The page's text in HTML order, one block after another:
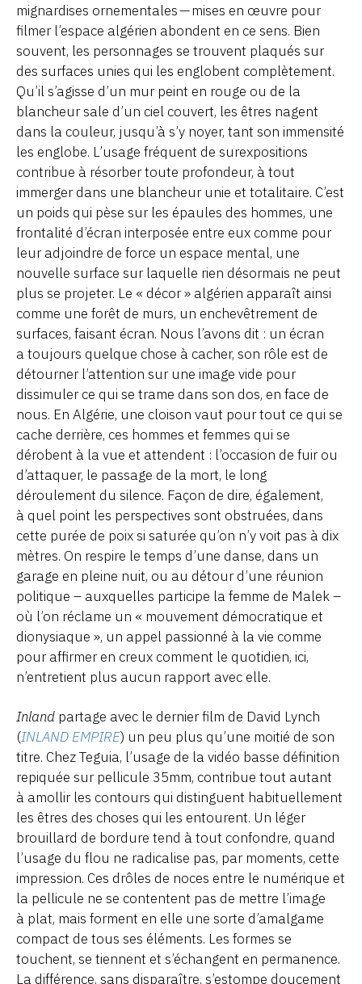
mignardises ornementales — mises en œuvre pour
filmer l’espace algérien abondent en ce sens. Bien
souvent, les personnages se trouvent plaqués sur
des surfaces unies qui les englobent complètement.
Qu’il s’agisse d’un mur peint en rouge ou de la
blancheur sale d’un ciel couvert, les êtres nagent
dans la couleur, jusqu’à s’y noyer, tant son immensité
les englobe. L’usage fréquent de surexpositions
contribue à résorber toute profondeur, à tout
immerger dans une blancheur unie et totalitaire. C’est
un poids qui pèse sur les épaules des hommes, une
frontalité d’écran interposée entre eux comme pour
leur adjoindre de force un espace mental, une
nouvelle surface sur laquelle rien désormais ne peut
plus se projeter. Le « décor » algérien apparaît ainsi
comme une forêt de murs, un enchevêtrement de
surfaces, faisant écran. Nous l’avons dit : un écran
a toujours quelque chose à cacher, son rôle est de
détourner l’attention sur une image vide pour
dissimuler ce qui se trame dans son dos, en face de
nous. En Algérie, une cloison vaut pour tout ce qui se
cache derrière, ces hommes et femmes qui se
dérobent à la vue et attendent : l’occasion de fuir ou
d’attaquer, le passage de la mort, le long
déroulement du silence. Façon de dire, également,
à quel point les perspectives sont obstruées, dans
cette purée de poix si saturée qu’on n’y voit pas à dix
mètres. On respire le temps d’une danse, dans un
garage en pleine nuit, ou au détour d’une réunion
politique – auxquelles participe la femme de Malek –
où l’on réclame un « mouvement démocratique et
dionysiaque », un appel passionné à la vie comme
pour affirmer en creux comment le quotidien, ici,
n’entretient plus aucun rapport avec elle.
Inland partage avec le dernier film de David Lynch
(INLAND EMPIRE) un peu plus qu’une moitié de son
titre. Chez Teguia, l’usage de la vidéo basse définition
repiquée sur pellicule 35mm, contribue tout autant
à amollir les contours qui distinguent habituellement
les êtres des choses qui les entourent. Un léger
brouillard de bordure tend à tout confondre, quand
l’usage du flou ne radicalise pas, par moments, cette
impression. Ces drôles de noces entre le numérique et
la pellicule ne se contentent pas de mettre l’image
à plat, mais forment en elle une sorte d’amalgame
compact de tous ses éléments. Les formes se
touchent, se tiennent et s’échangent en permanence.
La différence, sans disparaître, s’estompe doucement